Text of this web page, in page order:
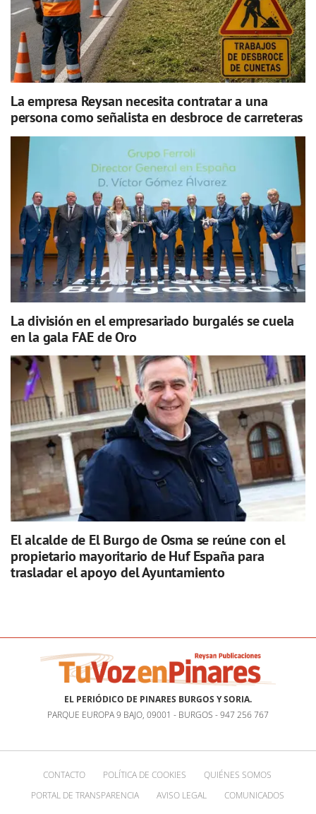
La empresa Reysan necesita contratar a una
persona como señalista en desbroce de carreteras
La división en el empresariado burgalés se cuela
en la gala FAE de Oro
El alcalde de El Burgo de Osma se reúne con el
propietario mayoritario de Huf España para
trasladar el apoyo del Ayuntamiento
EL PERIÓDICO DE PINARES BURGOS Y SORIA.
PARQUE EUROPA 9 BAJO, 09001 - BURGOS - 947 256 767
CONTACTO POLÍTICA DE COOKIES
QUIÉNES SOMOS
PORTAL DE TRANSPARENCIA
AVISO LEGAL COMUNICADOS